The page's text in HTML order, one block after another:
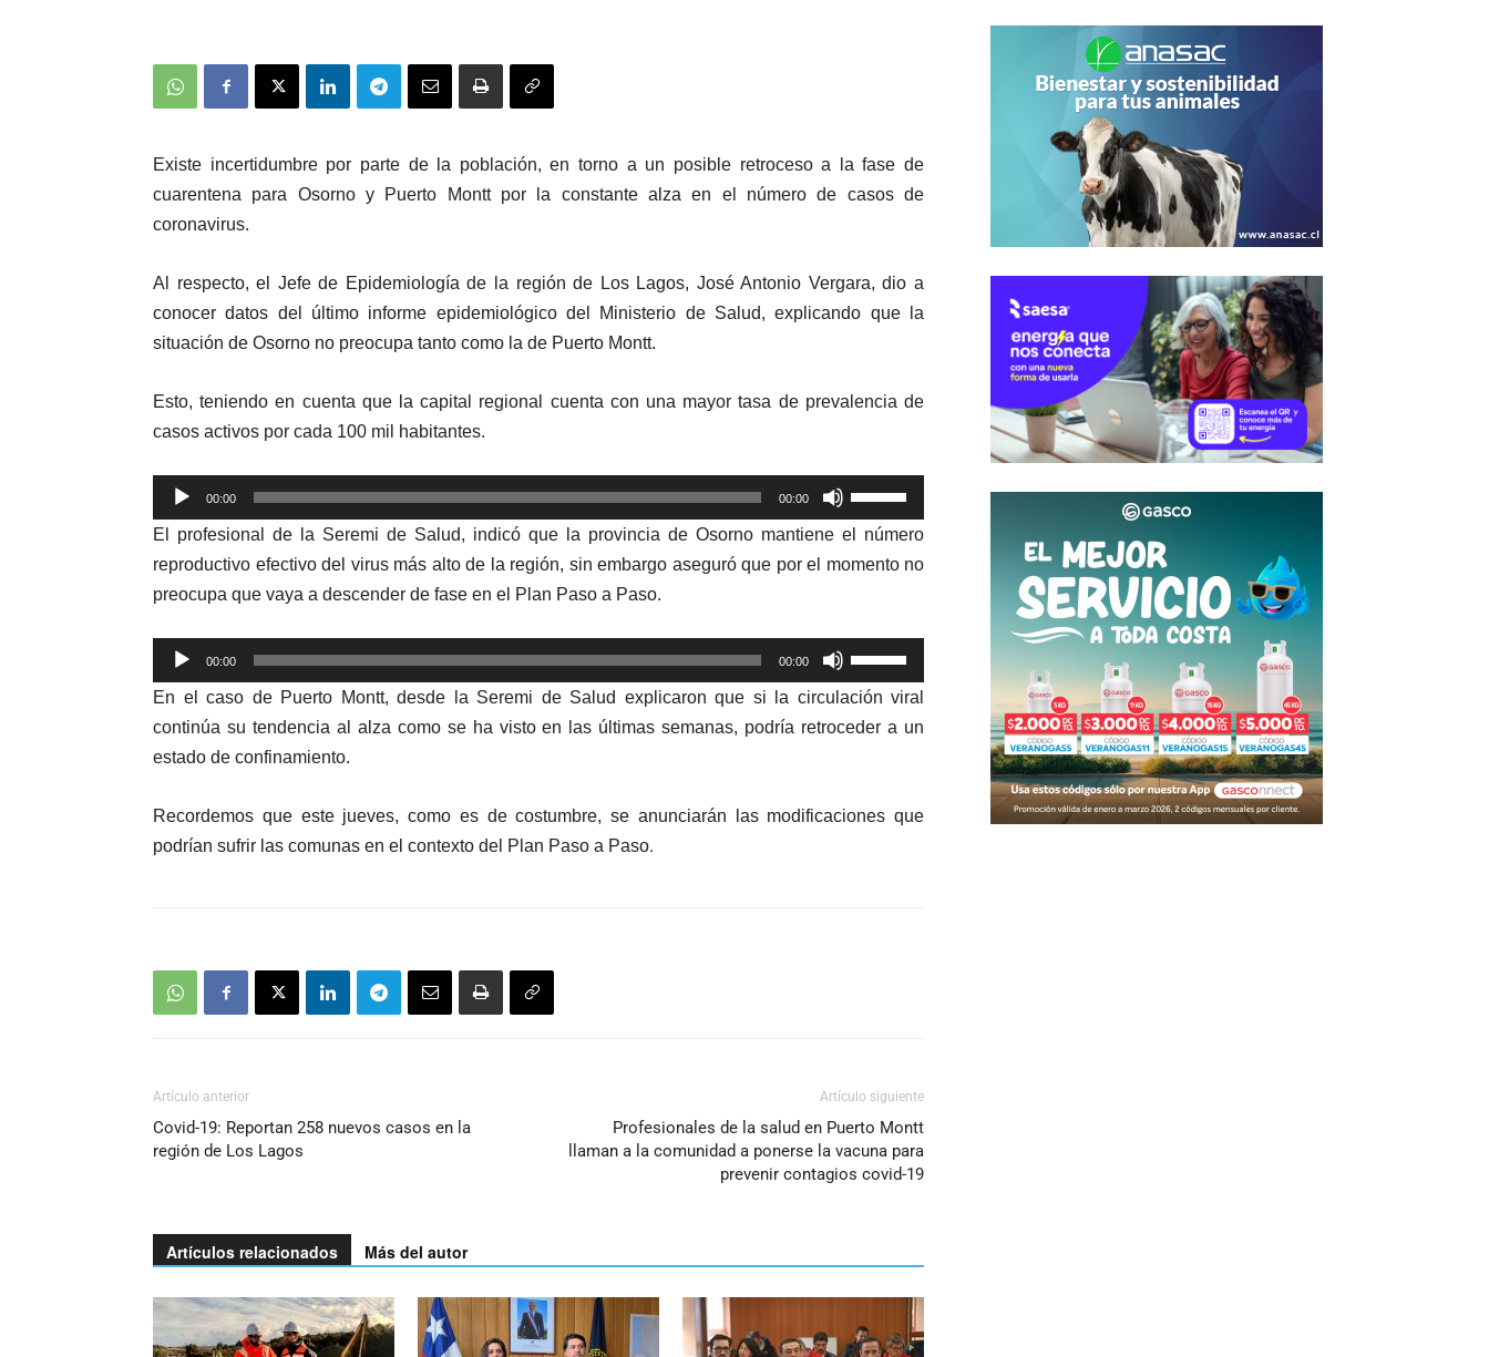
Existe incertidumbre por parte de la población, en torno a un posible retroceso a la fase de
cuarentena para Osorno y Puerto Montt por la constante alza en el número de casos de
coronavirus.
Al respecto, el Jefe de Epidemiología de la región de Los Lagos, José Antonio Vergara, dio a
conocer datos del último informe epidemiológico del Ministerio de Salud, explicando que la
situación de Osorno no preocupa tanto como la de Puerto Montt.
Esto, teniendo en cuenta que la capital regional cuenta con una mayor tasa de prevalencia de
casos activos por cada 100 mil habitantes.
Reproductor
de
audio
00:00 00:00
las
teclas
de
para
aumentar
El profesional de la Seremi de Salud, indicó que la provincia de Osorno mantiene el número
reproductivo efectivo del virus más alto de la región, sin embargo aseguró que por el momento no
preocupa que vaya a descender de fase en el Plan Paso a Paso.
Reproductor
de
audio
00:00 00:00
las
teclas
de
para
En el caso de Puerto Montt, desde la Seremi de Salud explicaron que si la circulación viral
continúa su tendencia al alza como se ha visto en las últimas semanas, podría retroceder a un
estado de confinamiento.
Recordemos que este jueves, como es de costumbre, se anunciarán las modificaciones que
podrían sufrir las comunas en el contexto del Plan Paso a Paso.
Artículo anterior
Covid-19: Reportan 258 nuevos casos en la
región de Los Lagos
Artículo siguiente
Profesionales de la salud en Puerto Montt
llaman a la comunidad a ponerse la vacuna para
prevenir contagios covid-19
Artículos relacionados Más del autor